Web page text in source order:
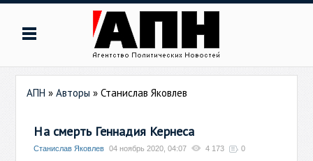
АПН »Авторы »Станислав Яковлев
На смерть Геннадия Кернеса
Станислав Яковлев 04 ноябрь 2020, 04:07 4 173 0